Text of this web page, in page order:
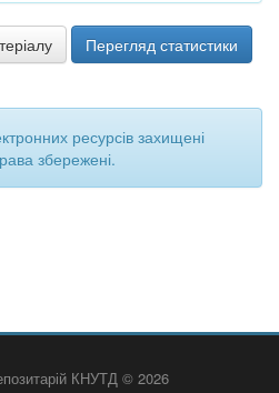
Перегляд статистики
ресурсів захищені
збережені.
КНУТД © 2026